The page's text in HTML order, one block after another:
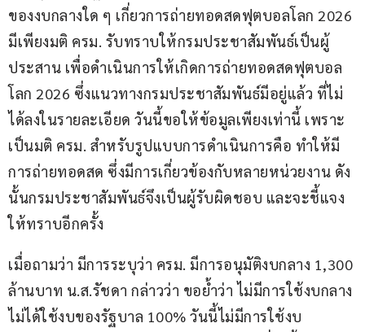
ของงบกลางใด ๆ เกี่ยวการถ่ายทอดสดฟุตบอลโลก 2026
มีเพียงมติ ครม. รับทราบให้กรมประชาสัมพันธ์เป็นผู้
ประสาน เพื่อดำเนินการให้เกิดการถ่ายทอดสดฟุตบอล
โลก 2026 ซึ่งแนวทางกรมประชาสัมพันธ์มีอยู่แล้ว ที่ไม่
ได้ลงในรายละเอียด วันนี้ขอให้ข้อมูลเพียงเท่านี้ เพราะ
เป็นมติ ครม. สำหรับรูปแบบการดำเนินการคือ ทำให้มี
การถ่ายทอดสด ซึ่งมีการเกี่ยวข้องกับหลายหน่วยงาน ดัง
นั้นกรมประชาสัมพันธ์จึงเป็นผู้รับผิดชอบ และจะชี้แจง
ให้ทราบอีกครั้ง
เมื่อถามว่า มีการระบุว่า ครม. มีการอนุมัติงบกลาง 1,300
ล้านบาท น.ส.รัชดา กล่าวว่า ขอย้ำว่า ไม่มีการใช้งบกลาง
ไม่ได้ใช้งบของรัฐบาล 100% วันนี้ไม่มีการใช้งบ